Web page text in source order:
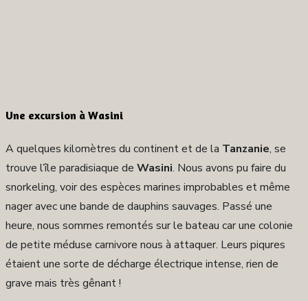
Une excursion à Wasini
A quelques kilomètres du continent et de la Tanzanie, se
trouve l’île paradisiaque de Wasini. Nous avons pu faire du
snorkeling, voir des espèces marines improbables et même
nager avec une bande de dauphins sauvages. Passé une
heure, nous sommes remontés sur le bateau car une colonie
de petite méduse carnivore nous à attaquer. Leurs piqures
étaient une sorte de décharge électrique intense, rien de
grave mais très gênant !